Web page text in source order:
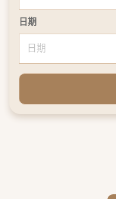
日期